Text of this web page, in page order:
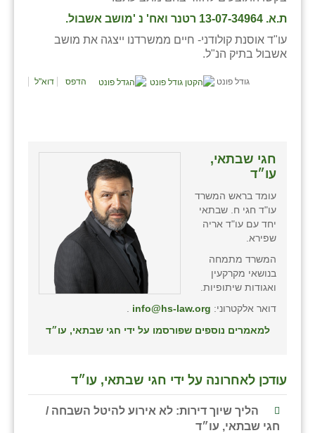
ת.א. 13-07-34964 רטנר ואח' נ 'מושב אשבול.
עו"ד אוסנת קולודני- חיים ממשרדנו ייצגה את מושב
אשבול בתיק הנ"ל.
גודל פונט הדפס דוא"ל
חגי שבתאי,
עו״ד
עומד בראש המשרד
עו"ד חגי ח. שבתאי
יחד עם עו"ד אריה
שפירא.
המשרד מתמחה
בנושאי מקרקעין
ואגודות שיתופיות.
דואר אלקטרוני: info@hs-law.org
למאמרים נוספים שפורסמו על ידי חגי שבתאי, עו״ד
עודכן לאחרונה על ידי חגי שבתאי, עו״ד
הליך שיוך דירות: לא אירוע להיטל השבחה /
חגי שבתאי, עו״ד
כפר מע״ש
מגשימים
מישר
מכורה
נאות הכיכר
נווה אטי״ב
נהריה (אג״ש)
עין חצבה
עין תמר